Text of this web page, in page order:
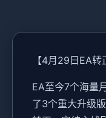
【4月29日EA转
EA至今7个海量
了3个重大升级